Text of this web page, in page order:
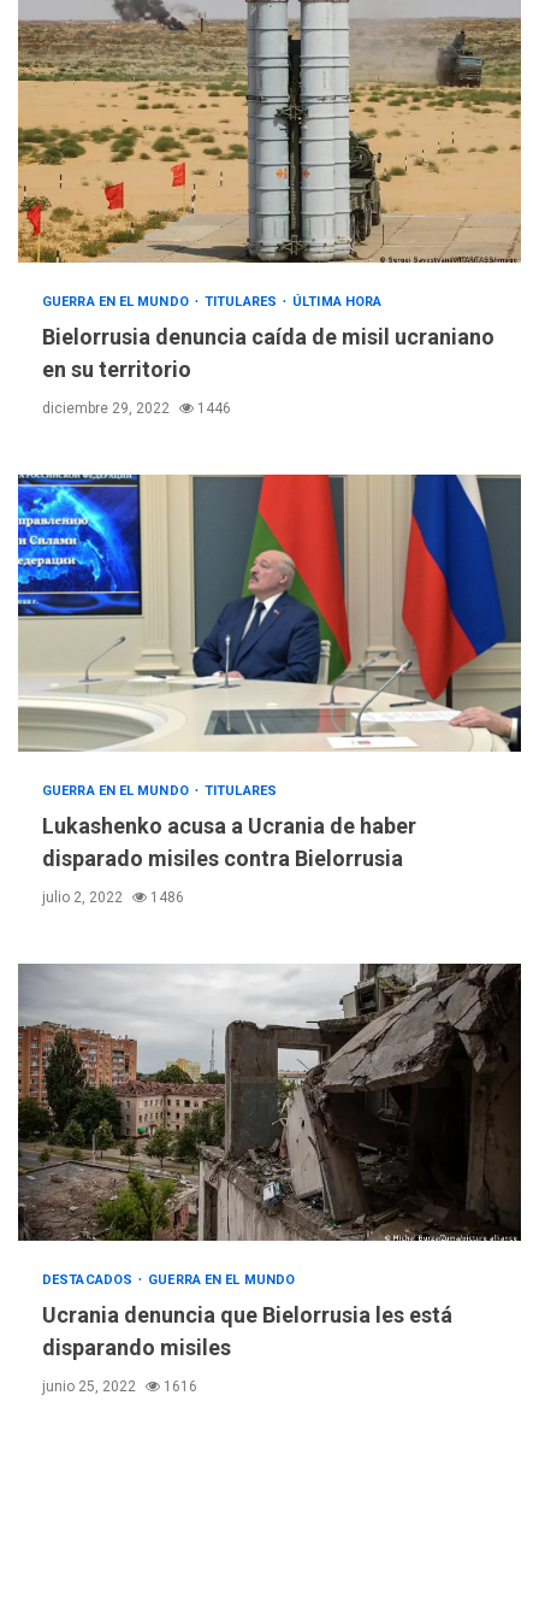
GUERRA EN EL MUNDO TITULARES ÚLTIMA HORA
Bielorrusia denuncia caída de misil ucraniano
en su territorio
diciembre 29, 2022 1446
GUERRA EN EL MUNDO TITULARES
Lukashenko acusa a Ucrania de haber
disparado misiles contra Bielorrusia
julio 2, 2022 1486
DESTACADOS GUERRA EN EL MUNDO
Ucrania denuncia que Bielorrusia les está
disparando misiles
junio 25, 2022 1616
3
ÚLTIMA HORA
Hutíes de Yemen dicen que
atacaron dos petroleros
4
Instituciones estadales se
suman al Plan Agosto de
Escuelas Abiertas 2026
5
REGIONALES
TITULARES
ÚLTIMA HORA
Concejo Municipal de
Mariño respalda a Cámara
de Comercio para reforma
de Ley de Puerto Libre
ÚLTIMA HORA
CNP plantea incluir Libertad
de Expresión en agenda de